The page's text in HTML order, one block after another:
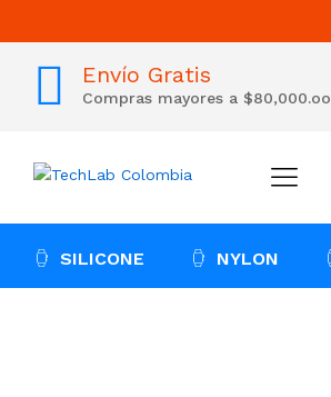
Envío Gratis
Compras mayores a $80,000.oo
SILICONE NYLON